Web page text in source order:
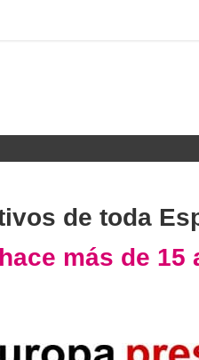
de toda
hace más de 15